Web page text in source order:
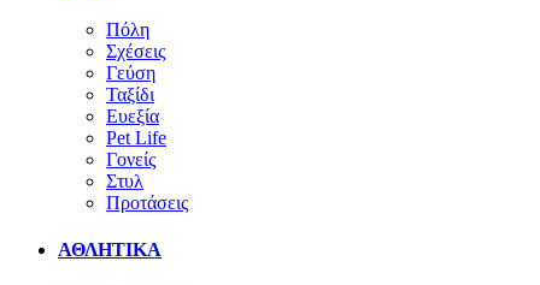
Πόλη
Σχέσεις
Γεύση
Ταξίδι
Ευεξία
Pet Life
Γονείς
Στυλ
Προτάσεις
ΑΘΛΗΤΙΚΑ